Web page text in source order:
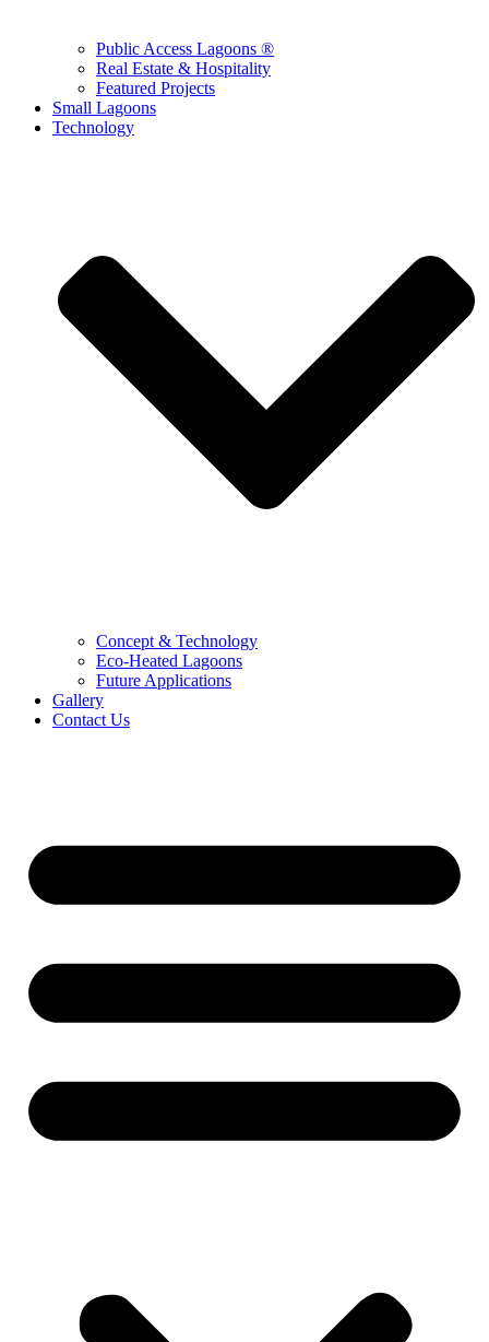
Public Access Lagoons ®
Real Estate & Hospitality
Featured Projects
Small Lagoons
Technology
Concept & Technology
Eco-Heated Lagoons
Future Applications
Gallery
Contact Us